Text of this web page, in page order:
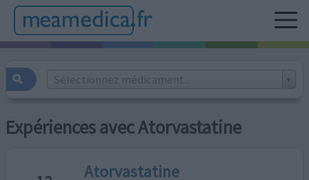
Sélectionnez médicament...
Expériences avec Atorvastatine
Atorvastatine